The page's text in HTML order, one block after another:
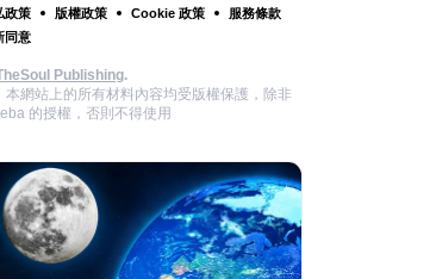
政策 版權政策 Cookie 政策
服務條款
同意
Publishing.
本網站上的所有材料內容均受版權保護，除非
的授權，否則不得使用